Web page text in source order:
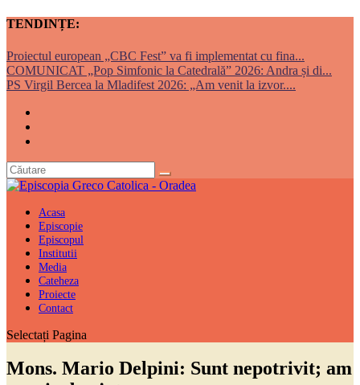
TENDINȚE:
Proiectul european „CBC Fest” va fi implementat cu fina...
COMUNICAT „Pop Simfonic la Catedrală” 2026: Andra și di...
PS Virgil Bercea la Mladifest 2026: „Am venit la izvor....
Acasa
Episcopie
Episcopul
Institutii
Media
Cateheza
Proiecte
Contact
Selectați Pagina
Mons. Mario Delpini: Sunt nepotrivit; am